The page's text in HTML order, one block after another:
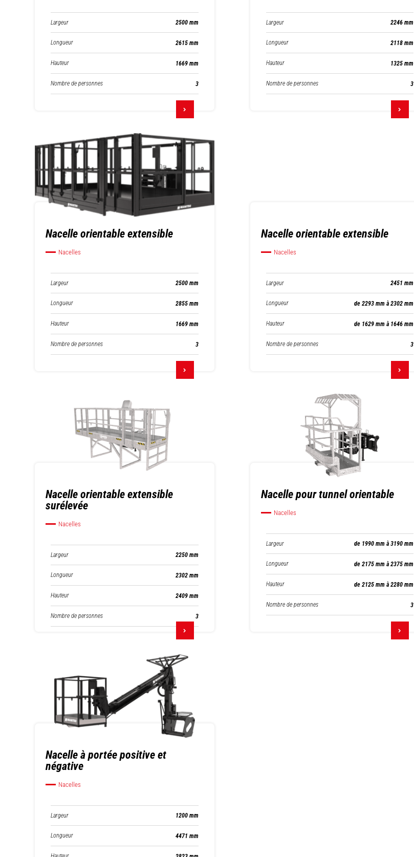
Largeur 2500 mm
Longueur 2615 mm
Hauteur 1669 mm
Nombre de personnes 3
Largeur 2246 mm
Longueur 2118 mm
Hauteur 1325 mm
Nombre de personnes 3
Nacelle orientable extensible
Nacelles
Largeur 2500 mm
Longueur 2855 mm
Hauteur 1669 mm
Nombre de personnes 3
Nacelle orientable extensible
Nacelles
Largeur 2451 mm
Longueur de 2293 mm à 2302 mm
Hauteur de 1629 mm à 1646 mm
Nombre de personnes 3
Nacelle orientable extensible
surélevée
Nacelles
Largeur 2250 mm
Longueur 2302 mm
Hauteur 2409 mm
Nombre de personnes 3
Nacelle pour tunnel orientable
Nacelles
Largeur de 1990 mm à 3190 mm
Longueur de 2175 mm à 2375 mm
Hauteur de 2125 mm à 2280 mm
Nombre de personnes 3
Nacelle à portée positive et
négative
Nacelles
Largeur 1200 mm
Longueur 4471 mm